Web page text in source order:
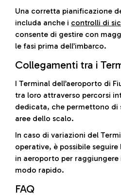
Una corretta pianificazione
includa anche i controlli di
consente di gestire con
le fasi prima dell’imbarco.
Collegamenti tra i
I Terminal dell’aeroporto di
tra loro attraverso percorsi
dedicata, che permettono di
aree dello scalo.
In caso di variazioni del
operative, è possibile
in aeroporto per
modo rapido.
FAQ